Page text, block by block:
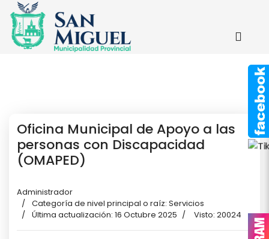
Oficina Municipal de Apoyo a las
personas con Discapacidad
(OMAPED)
Administrador
Categoría de nivel principal o raíz: Servicios
Última actualización: 16 Octubre 2025
Visto: 20024